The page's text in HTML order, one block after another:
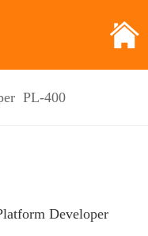
PL-400
Developer